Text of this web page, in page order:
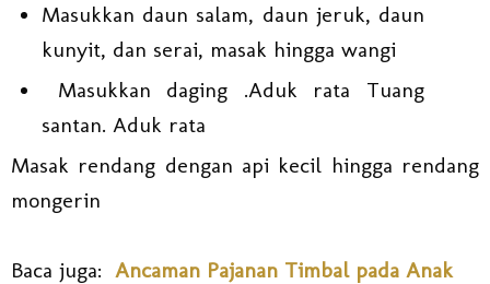
Masukkan daun salam, daun jeruk, daun
kunyit, dan serai, masak hingga wangi
Masukkan daging .Aduk rata Tuang
santan. Aduk rata
Masak rendang dengan api kecil hingga rendang
mongerin
Baca juga: Ancaman Pajanan Timbal pada Anak